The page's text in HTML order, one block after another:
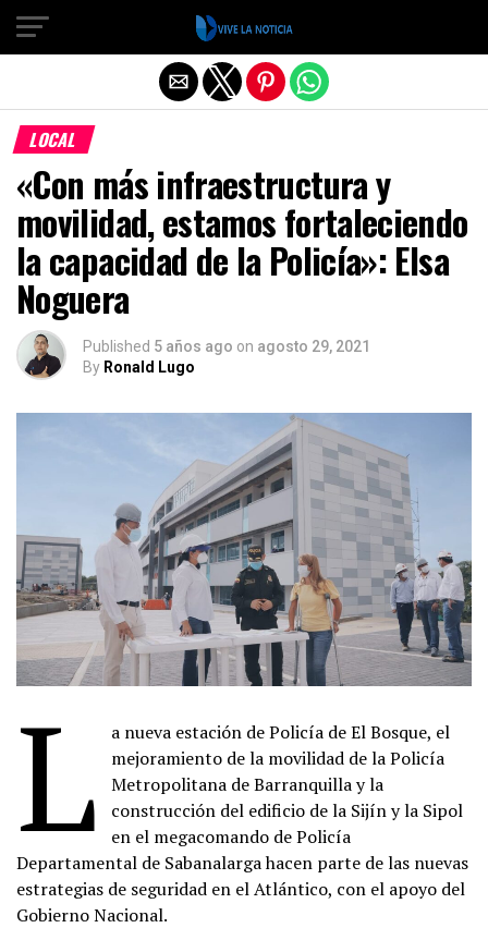
LOCAL
«Con más infraestructura y
movilidad, estamos fortaleciendo
la capacidad de la Policía»: Elsa
Noguera
Published 5 años ago on agosto 29, 2021
By Ronald Lugo
L
a nueva estación de Policía de El Bosque, el
mejoramiento de la movilidad de la Policía
Metropolitana de Barranquilla y la
construcción del edificio de la Sijín y la Sipol
en el megacomando de Policía
Departamental de Sabanalarga hacen parte de las nuevas
estrategias de seguridad en el Atlántico, con el apoyo del
Gobierno Nacional.
Salir de la versión móvil